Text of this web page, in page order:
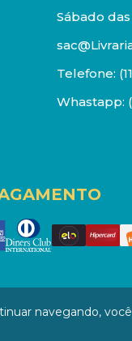
Sábado das
Telefone:
Whastapp:
- São Paulo / SP
navegando,